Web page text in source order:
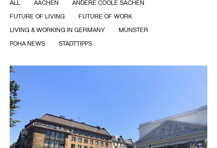
ALL AACHEN ANDERE COOLE SACHEN
FUTURE OF LIVING FUTURE OF WORK
LIVING & WORKING IN GERMANY MÜNSTER
POHA NEWS STADTTIPPS